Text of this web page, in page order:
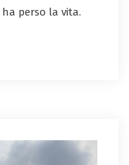
perso la vita.